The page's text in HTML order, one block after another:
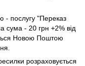
- послугу "Переказ
сума - 20 грн +2% від
Новою Поштою
розраховується